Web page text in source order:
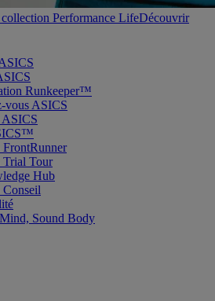
Performance LifeDécouvrir
Runkeeper™
vous ASICS
ASICS
Tour
Hub
Sound Body